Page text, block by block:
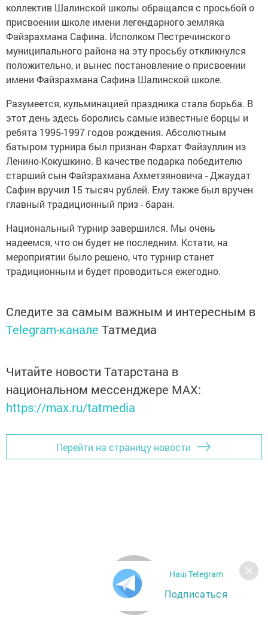
коллектив Шалинской школы обращался с просьбой о
присвоении школе имени легендарного земляка
Файзрахмана Сафина. Исполком Пестречинского
муниципального района на эту просьбу откликнулся
положительно, и вынес постановление о присвоении
имени Файзрахмана Сафина Шалинской школе.
Разумеется, кульминацией праздника стала борьба. В
этот день здесь боролись самые известные борцы и
ребята 1995-1997 годов рождения. Абсолютным
батыром турнира был признан Фархат Файзуллин из
Ленино-Кокушкино. В качестве подарка победителю
старший сын Файзрахмана Ахметзяновича - Джаудат
Сафин вручил 15 тысяч рублей. Ему также был вручен
главный традиционный приз - баран.
Национальный турнир завершился. Мы очень
надеемся, что он будет не последним. Кстати, на
мероприятии было решено, что турнир станет
традиционным и будет проводиться ежегодно.
Следите за самым важным и интересным в
Telegram-канале Татмедиа
Читайте новости Татарстана в
национальном мессенджере MАХ:
https://max.ru/tatmedia
Перейти на страницу новости
Наш Telegram
Подписаться